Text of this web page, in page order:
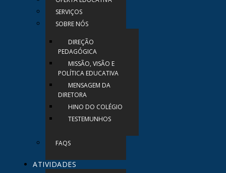
SERVIÇOS
SOBRE NÓS
DIREÇÃO
PEDAGÓGICA
MISSÃO, VISÃO E
POLÍTICA EDUCATIVA
MENSAGEM DA
DIRETORA
HINO DO COLÉGIO
TESTEMUNHOS
FAQS
ATIVIDADES